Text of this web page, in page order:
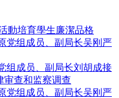
動培育學生廉潔品格
党组成员、副局长吴刚严
组成员、副局长刘胡成接
审查和监察调查
党组成员、副局长吴刚严